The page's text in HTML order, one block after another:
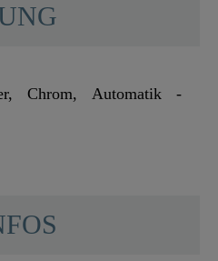
Chrom, Automatik -